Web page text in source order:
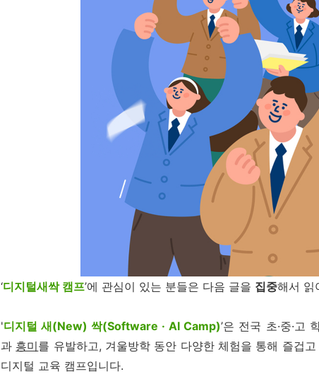
‘디지털새싹 캠프’에 관심이 있는 분들은 다음 글을 집중해서 읽
'디지털 새(New) 싹(Software · AI Camp)’은 전국 초·중·고
과 흥미를 유발하고, 겨울방학 동안 다양한 체험을 통해 즐겁
디지털 교육 캠프입니다.